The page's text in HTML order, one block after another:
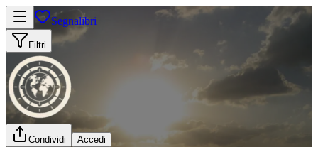
Segnalibri
Filtri
Condividi Accedi